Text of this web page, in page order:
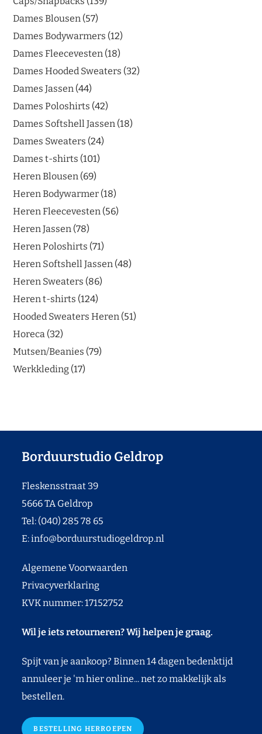
Dames Blousen 57
Dames Bodywarmers 12
Dames Fleecevesten 18
Dames Hooded Sweaters 32
Dames Jassen 44
Dames Poloshirts 42
Dames Softshell Jassen 18
Dames Sweaters 24
Dames t-shirts 101
Heren Blousen 69
Heren Bodywarmer 18
Heren Fleecevesten 56
Heren Jassen 78
Heren Poloshirts 71
Heren Softshell Jassen 48
Heren Sweaters 86
Heren t-shirts 124
Hooded Sweaters Heren 51
Horeca 32
Mutsen/Beanies 79
Werkkleding 17
Borduurstudio Geldrop
Fleskensstraat 39
5666 TA Geldrop
Tel: (040) 285 78 65
E:info@borduurstudiogeldrop.nl
Algemene Voorwaarden
Privacyverklaring
KVK nummer: 17152752
Wil je iets retourneren? Wij helpen je graag.
Spijt van je aankoop? Binnen 14 dagen bedenktijd
annuleer je 'm hier online... net zo makkelijk als
bestellen.
BESTELLING HERROEPEN